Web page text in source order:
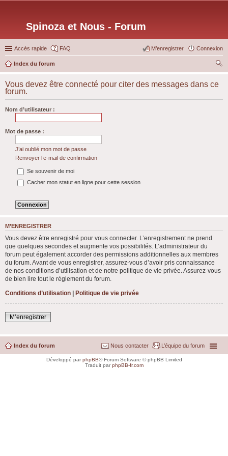
Spinoza et Nous - Forum
Accès rapide FAQ Connexion
M’enregistrer
Index du forum
her
ch
Vous devez être connecté pour citer des messages dans ce
forum.
Nom d’utilisateur :
Mot de passe :
J’ai oublié mon mot de passe
Renvoyer l’e-mail de confirmation
Se souvenir de moi
Cacher mon statut en ligne pour cette session
M’ENREGISTRER
Vous devez être enregistré pour vous connecter. L’enregistrement ne prend
que quelques secondes et augmente vos possibilités. L’administrateur du
forum peut également accorder des permissions additionnelles aux membres
du forum. Avant de vous enregistrer, assurez-vous d’avoir pris connaissance
de nos conditions d’utilisation et de notre politique de vie privée. Assurez-vous
de bien lire tout le règlement du forum.
Conditions d’utilisation | Politique de vie privée
M’enregistrer
Index du forum L’équipe du forum
Nous contacter
Développé parphpBB® Forum Software © phpBB Limited
Traduit parphpBB-fr.com